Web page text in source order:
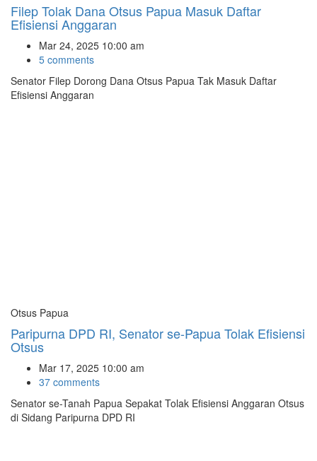
Filep Tolak Dana Otsus Papua Masuk Daftar
Efisiensi Anggaran
Mar 24, 2025 10:00 am
5 comments
Senator Filep Dorong Dana Otsus Papua Tak Masuk Daftar
Efisiensi Anggaran
Otsus Papua
Paripurna DPD RI, Senator se-Papua Tolak Efisiensi
Otsus
Mar 17, 2025 10:00 am
37 comments
Senator se-Tanah Papua Sepakat Tolak Efisiensi Anggaran Otsus
di Sidang Paripurna DPD RI